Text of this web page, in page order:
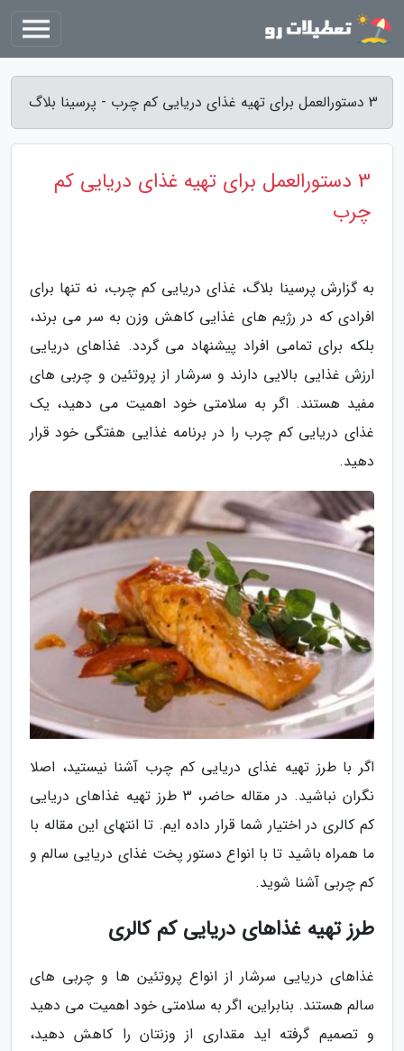
3 دستورالعمل برای تهیه غذای دریایی کم چرب - پرسینا بلاگ
3 دستورالعمل برای تهیه غذای دریایی کم
چرب
به گزارش پرسینا بلاگ، غذای دریایی کم چرب، نه تنها برای
افرادی که در رژیم های غذایی کاهش وزن به سر می برند،
بلکه برای تمامی افراد پیشنهاد می گردد. غذاهای دریایی
ارزش غذایی بالایی دارند و سرشار از پروتئین و چربی های
مفید هستند. اگر به سلامتی خود اهمیت می دهید، یک
غذای دریایی کم چرب را در برنامه غذایی هفتگی خود قرار
دهید.
اگر با طرز تهیه غذای دریایی کم چرب آشنا نیستید، اصلا
نگران نباشید. در مقاله حاضر، 3 طرز تهیه غذاهای دریایی
کم کالری در اختیار شما قرار داده ایم. تا انتهای این مقاله با
ما همراه باشید تا با انواع دستور پخت غذای دریایی سالم و
کم چربی آشنا شوید.
طرز تهیه غذاهای دریایی کم کالری
غذاهای دریایی سرشار از انواع پروتئین ها و چربی های
سالم هستند. بنابراین، اگر به سلامتی خود اهمیت می دهید
و تصمیم گرفته اید مقداری از وزنتان را کاهش دهید،